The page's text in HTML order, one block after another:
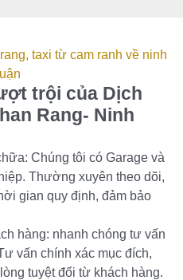
trội của Dịch
Rang- Ninh
Chúng tôi có Garage và
Thường xuyên theo dõi,
gian quy định, đảm bảo
hàng: nhanh chóng tư vấn
vấn chính xác mục đích,
tuyệt đối từ khách hàng.